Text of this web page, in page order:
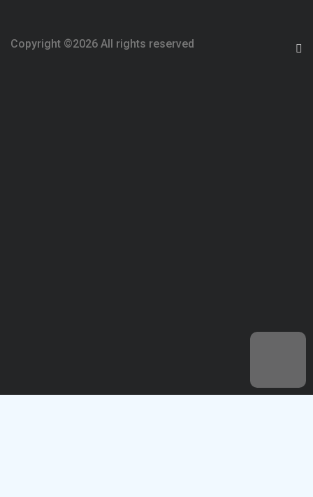
Copyright ©2026 All rights reserved